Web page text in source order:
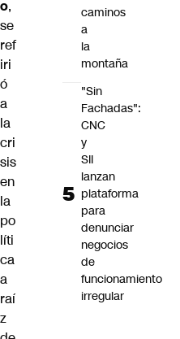
o,
se
ref
iri
ó
a
la
cri
sis
en
la
po
líti
ca
a
raí
z
caminos
a
la
montaña
"Sin
Fachadas":
CNC
y
SII
lanzan
plataforma
para
denunciar
negocios
de
funcionamiento
irregular